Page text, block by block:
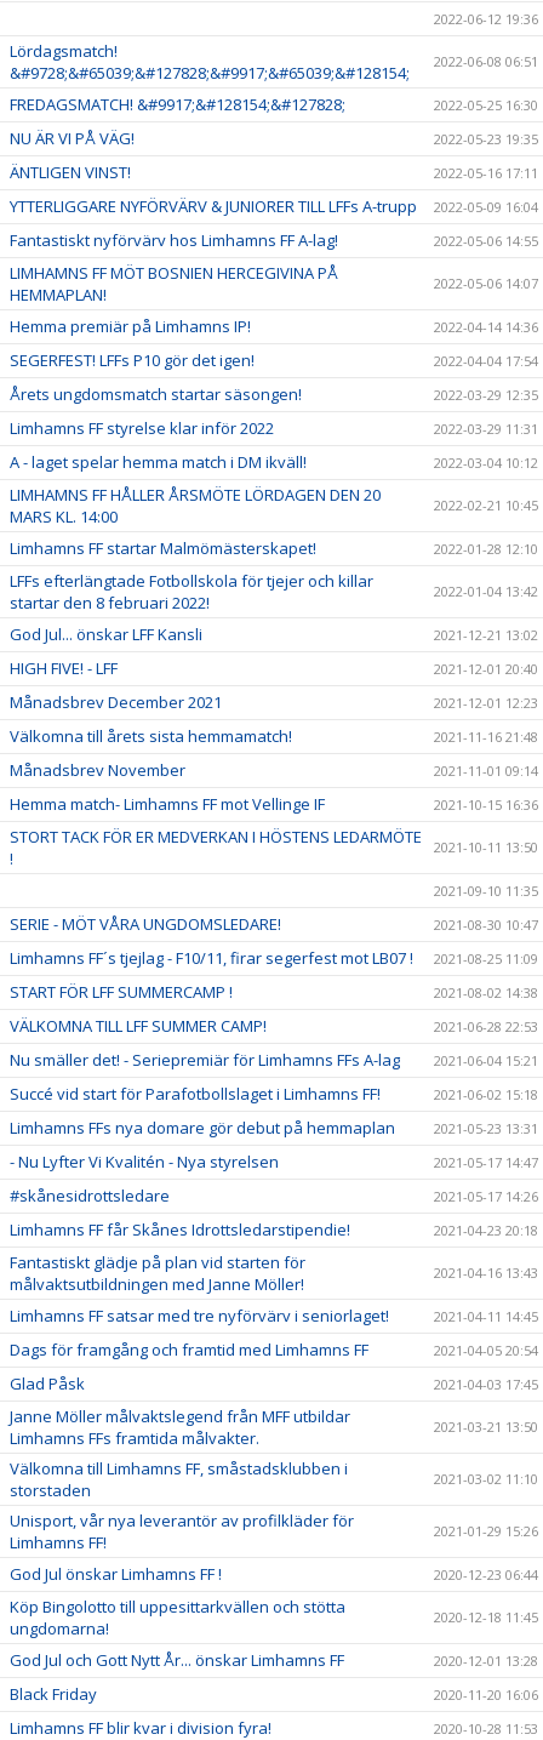
2022-06-12 19:36
Lördagsmatch!
&#9728;&#65039;&#127828;&#9917;&#65039;&#128154;
2022-06-08 06:51
FREDAGSMATCH! &#9917;&#128154;&#127828; 2022-05-25 16:30
NU ÄR VI PÅ VÄG! 2022-05-23 19:35
ÄNTLIGEN VINST! 2022-05-16 17:11
YTTERLIGGARE NYFÖRVÄRV & JUNIORER TILL LFFs A-trupp 2022-05-09 16:04
Fantastiskt nyförvärv hos Limhamns FF A-lag! 2022-05-06 14:55
LIMHAMNS FF MÖT BOSNIEN HERCEGIVINA PÅ
HEMMAPLAN!
2022-05-06 14:07
Hemma premiär på Limhamns IP! 2022-04-14 14:36
SEGERFEST! LFFs P10 gör det igen! 2022-04-04 17:54
Årets ungdomsmatch startar säsongen! 2022-03-29 12:35
Limhamns FF styrelse klar inför 2022 2022-03-29 11:31
A - laget spelar hemma match i DM ikväll! 2022-03-04 10:12
LIMHAMNS FF HÅLLER ÅRSMÖTE LÖRDAGEN DEN 20
MARS KL. 14:00
2022-02-21 10:45
Limhamns FF startar Malmömästerskapet! 2022-01-28 12:10
LFFs efterlängtade Fotbollskola för tjejer och killar
startar den 8 februari 2022!
2022-01-04 13:42
God Jul... önskar LFF Kansli 2021-12-21 13:02
HIGH FIVE! - LFF 2021-12-01 20:40
Månadsbrev December 2021 2021-12-01 12:23
Välkomna till årets sista hemmamatch! 2021-11-16 21:48
Månadsbrev November 2021-11-01 09:14
Hemma match- Limhamns FF mot Vellinge IF 2021-10-15 16:36
STORT TACK FÖR ER MEDVERKAN I HÖSTENS LEDARMÖTE
!
2021-10-11 13:50
2021-09-10 11:35
SERIE - MÖT VÅRA UNGDOMSLEDARE! 2021-08-30 10:47
Limhamns FF´s tjejlag - F10/11, firar segerfest mot LB07 ! 2021-08-25 11:09
START FÖR LFF SUMMERCAMP ! 2021-08-02 14:38
VÄLKOMNA TILL LFF SUMMER CAMP! 2021-06-28 22:53
Nu smäller det! - Seriepremiär för Limhamns FFs A-lag 2021-06-04 15:21
Succé vid start för Parafotbollslaget i Limhamns FF! 2021-06-02 15:18
Limhamns FFs nya domare gör debut på hemmaplan 2021-05-23 13:31
- Nu Lyfter Vi Kvalitén - Nya styrelsen 2021-05-17 14:47
#skånesidrottsledare 2021-05-17 14:26
Limhamns FF får Skånes Idrottsledarstipendie! 2021-04-23 20:18
Fantastiskt glädje på plan vid starten för
målvaktsutbildningen med Janne Möller!
2021-04-16 13:43
Limhamns FF satsar med tre nyförvärv i seniorlaget! 2021-04-11 14:45
Dags för framgång och framtid med Limhamns FF 2021-04-05 20:54
Glad Påsk 2021-04-03 17:45
Janne Möller målvaktslegend från MFF utbildar
Limhamns FFs framtida målvakter.
2021-03-21 13:50
Välkomna till Limhamns FF, småstadsklubben i
storstaden
2021-03-02 11:10
Unisport, vår nya leverantör av profilkläder för
Limhamns FF!
2021-01-29 15:26
God Jul önskar Limhamns FF ! 2020-12-23 06:44
Köp Bingolotto till uppesittarkvällen och stötta
ungdomarna!
2020-12-18 11:45
God Jul och Gott Nytt År... önskar Limhamns FF 2020-12-01 13:28
Black Friday 2020-11-20 16:06
Limhamns FF blir kvar i division fyra! 2020-10-28 11:53